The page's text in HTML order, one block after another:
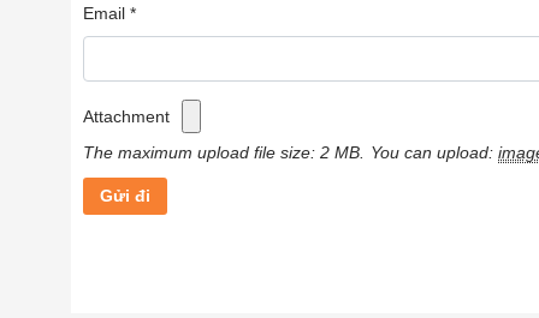
Email *
Attachment
The maximum upload file size: 2 MB.
You can upload: